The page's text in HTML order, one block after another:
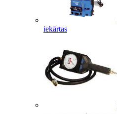
iekārtas